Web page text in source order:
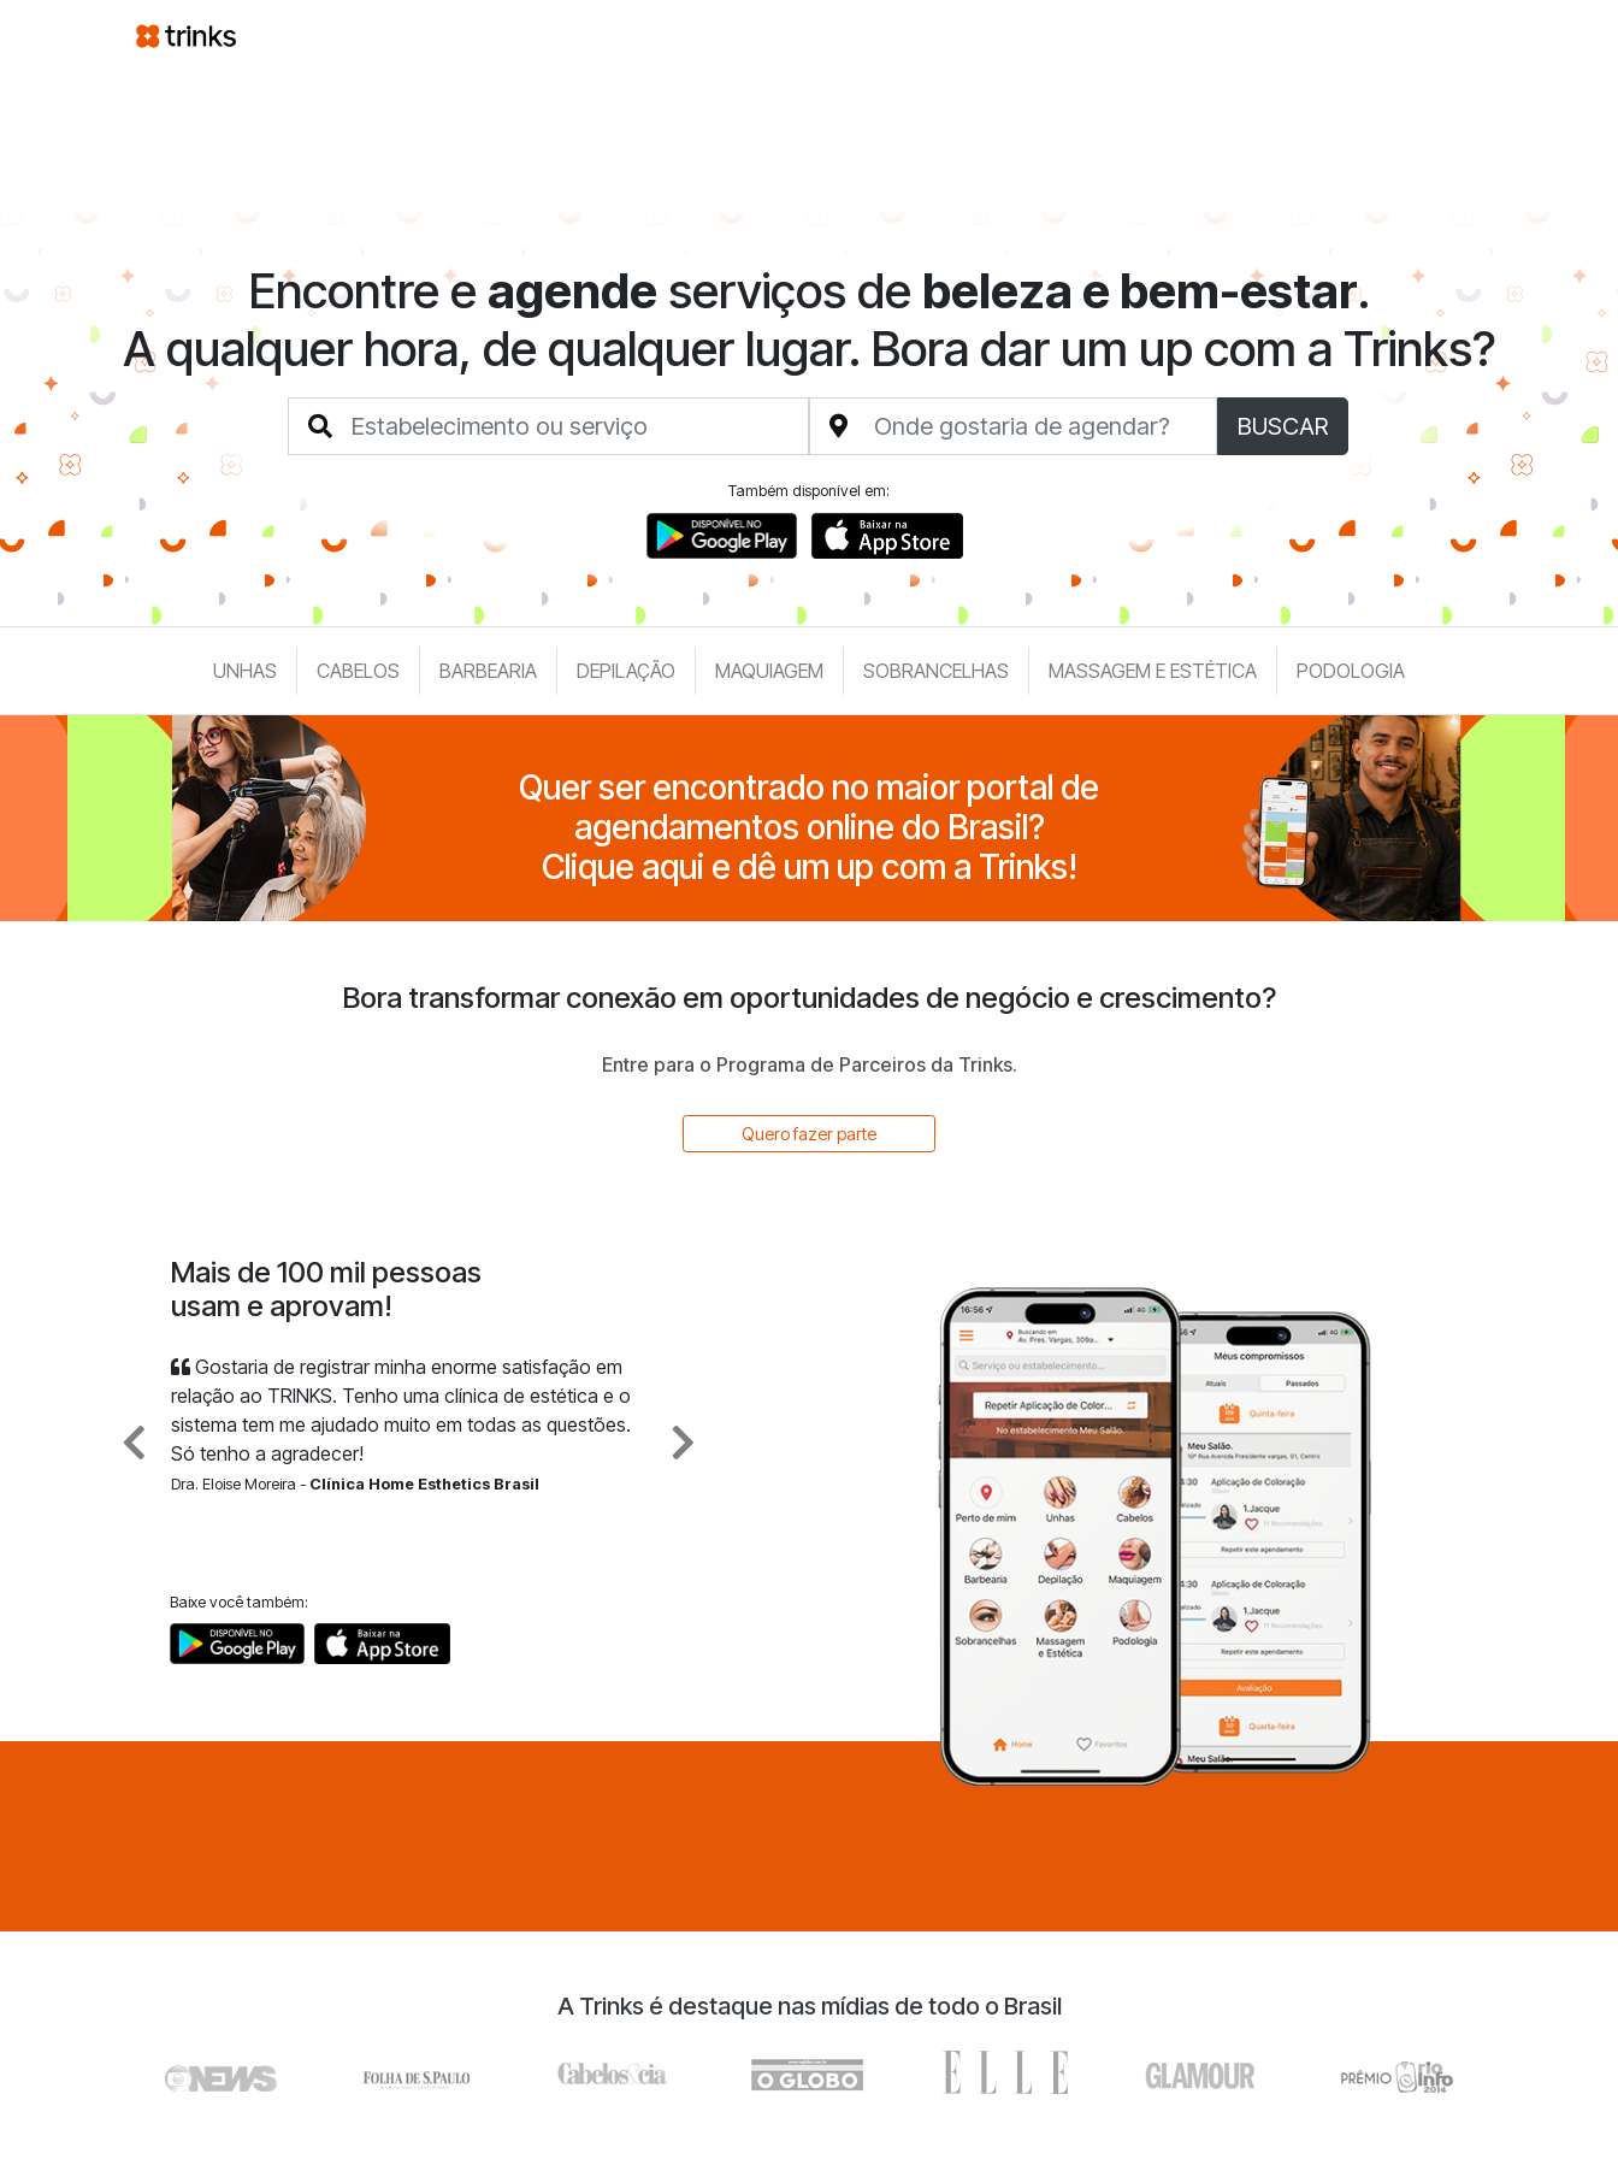
Encontre e agende serviços de beleza e bem-estar.
A qualquer hora, de qualquer lugar. Bora dar um up com a Trinks?
BUSCAR
Também disponível em:
UNHAS CABELOS BARBEARIA DEPILAÇÃO MAQUIAGEM SOBRANCELHAS MASSAGEM E ESTÉTICA PODOLOGIA
Quer ser encontrado no maior portal de
agendamentos online do Brasil?
Clique aqui e dê um up com a Trinks!
Bora transformar conexão em oportunidades de negócio e crescimento?
Entre para o Programa de Parceiros da Trinks.
Quero fazer parte
Mais de 100 mil pessoas
usam e aprovam!
Gostaria de registrar minha enorme satisfação em
relação ao TRINKS. Tenho uma clínica de estética e o
sistema tem me ajudado muito em todas as questões.
Só tenho a agradecer!
Dra. Eloise Moreira - Clínica Home Esthetics Brasil
Baixe você também:
A Trinks é destaque nas mídias de todo o Brasil